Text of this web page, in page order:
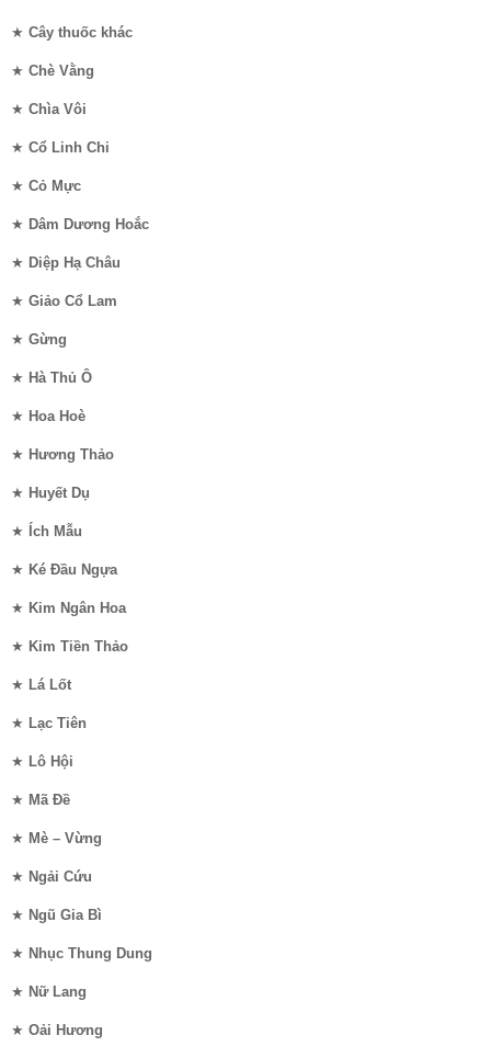
★ Cây thuốc khác
★ Chè Vằng
★ Chìa Vôi
★ Cổ Linh Chi
★ Cỏ Mực
★ Dâm Dương Hoắc
★ Diệp Hạ Châu
★ Giảo Cổ Lam
★ Gừng
★ Hà Thủ Ô
★ Hoa Hoè
★ Hương Thảo
★ Huyết Dụ
★ Ích Mẫu
★ Ké Đầu Ngựa
★ Kim Ngân Hoa
★ Kim Tiền Thảo
★ Lá Lốt
★ Lạc Tiên
★ Lô Hội
★ Mã Đề
★ Mè – Vừng
★ Ngải Cứu
★ Ngũ Gia Bì
★ Nhục Thung Dung
★ Nữ Lang
★ Oải Hương